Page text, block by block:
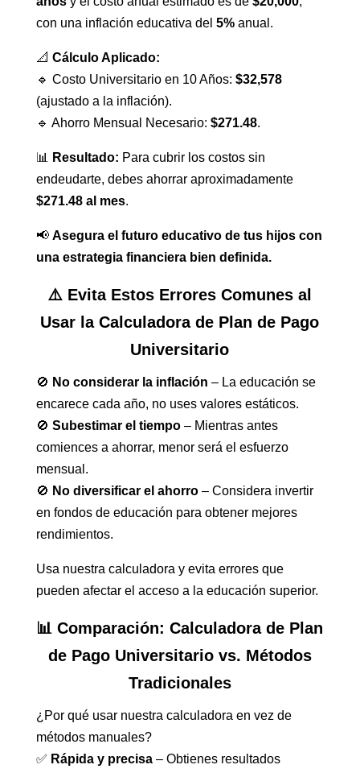
con una inflación educativa del 5%anual.
📐 Cálculo Aplicado:
🔹 Costo Universitario en 10 Años: $32,578
(ajustado a la inflación).
🔹 Ahorro Mensual Necesario: $271.48.
📊 Resultado: Para cubrir los costos sin
endeudarte, debes ahorrar aproximadamente
$271.48 al mes.
📢 Asegura el futuro educativo de tus hijos con
una estrategia financiera bien definida.
⚠️ Evita Estos Errores Comunes al
Usar la Calculadora de Plan de Pago
Universitario
🚫 No considerar la inflación – La educación se
encarece cada año, no uses valores estáticos.
🚫 Subestimar el tiempo– Mientras antes
comiences a ahorrar, menor será el esfuerzo
mensual.
🚫 No diversificar el ahorro– Considera invertir
en fondos de educación para obtener mejores
rendimientos.
Usa nuestra calculadora y evita errores que
pueden afectar el acceso a la educación superior.
📊 Comparación: Calculadora de Plan
de Pago Universitario vs. Métodos
Tradicionales
¿Por qué usar nuestra calculadora en vez de
métodos manuales?
✅ Rápida y precisa– Obtienes resultados